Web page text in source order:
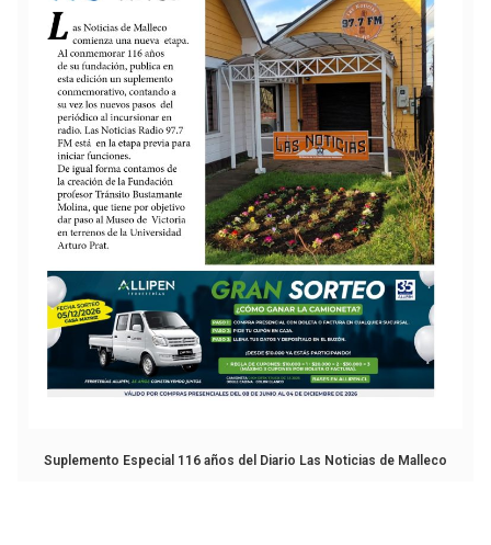
Suplemento Especial 116 años del Diario Las Noticias de Malleco